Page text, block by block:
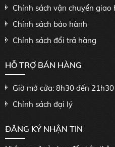
Chính sách vận chuyển giao
Chính sách bảo hành
Chính sách đổi trả hàng
HỖ TRỢ BÁN HÀNG
Giờ mở cửa: 8h30 đến 21h30
Chính sách đại lý
ĐĂNG KÝ NHẬN TIN